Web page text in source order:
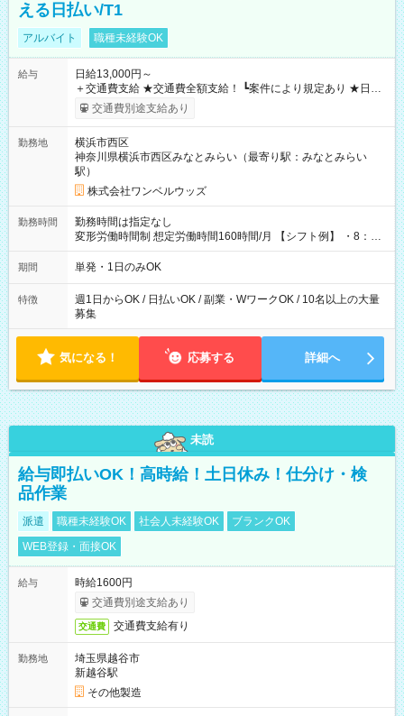
える日払い/T1
アルバイト 職種未経験OK
給与
日給13,000円～
＋交通費支給 ★交通費全額支給！ ┗案件により規定あり ★日払
いOK！（規定あり） ┗働いたその日に現金GET♪ お仕事後はコ
ンビニATMから 日払い分を引き落とせます！ 【試用期間】試
交通費別途支給あり
勤務地
横浜市西区
神奈川県横浜市西区みなとみらい（最寄り駅：みなとみらい
駅）
株式会社ワンベルウッズ
勤務時間
勤務時間は指定なし
変形労働時間制 想定労働時間160時間/月 【シフト例】 ・8：00
～21：00
期間 単発・1日のみOK
特徴
週1日からOK / 日払いOK / 副業・WワークOK / 10名以上の大量
募集
気になる！ 応募する 詳細へ
未読
給与即払いOK！高時給！土日休み！仕分け・検
品作業
派遣 職種未経験OK 社会人未経験OK
ブランクOK
WEB登録・面接OK
給与
時給1600円
交通費別途支給あり
交通費 交通費支給有り
勤務地
埼玉県越谷市
新越谷駅
その他製造